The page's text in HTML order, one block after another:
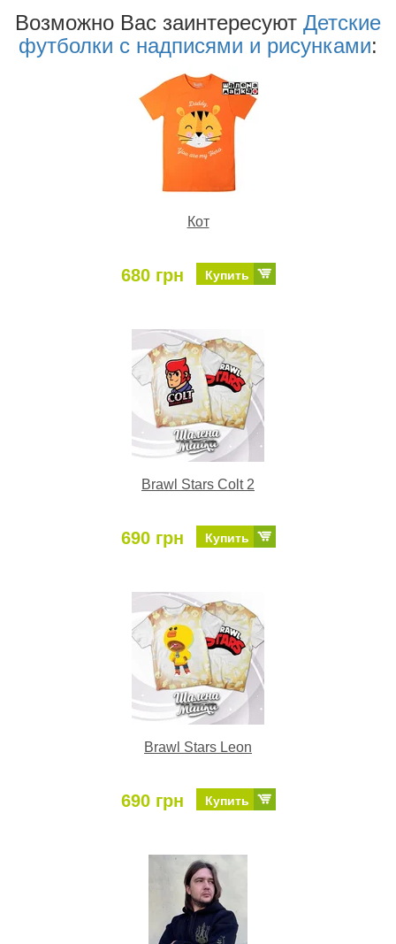
Возможно Ваc заинтересуют Детские
футболки с надписями и рисунками:
Кот
680 грн Купить
Brawl Stars Colt 2
690 грн Купить
Brawl Stars Leon
690 грн Купить